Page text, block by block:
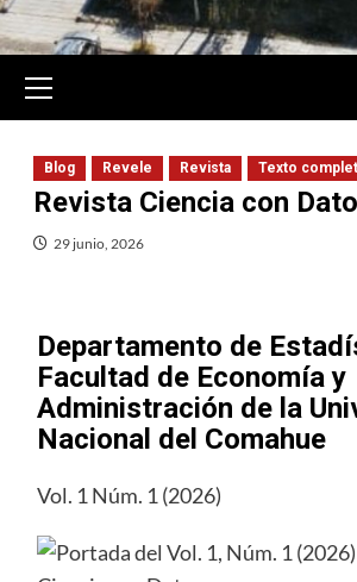
Menu
Blog Revele Revista Texto
Revista Ciencia con
29 junio, 2026
Departamento de
Facultad de Economía y
Administración de la
Nacional del Comahue
Vol. 1 Núm. 1 (2026)